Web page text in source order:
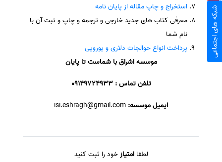
استخراج و چاپ مقاله از پایان نامه
معرفی کتاب های جدید خارجی و ترجمه و چاپ و ثبت آن با
نام شما
پرداخت انواع حوالجات دلاری و یورویی
موسسه اشراق با شماست تا پایان
تلفن تماس : 09149724933
ایمیل موسسه: isi.eshragh@gmail.com
لطفاامتیازخود را ثبت کنید
شبکه های اجتماعی